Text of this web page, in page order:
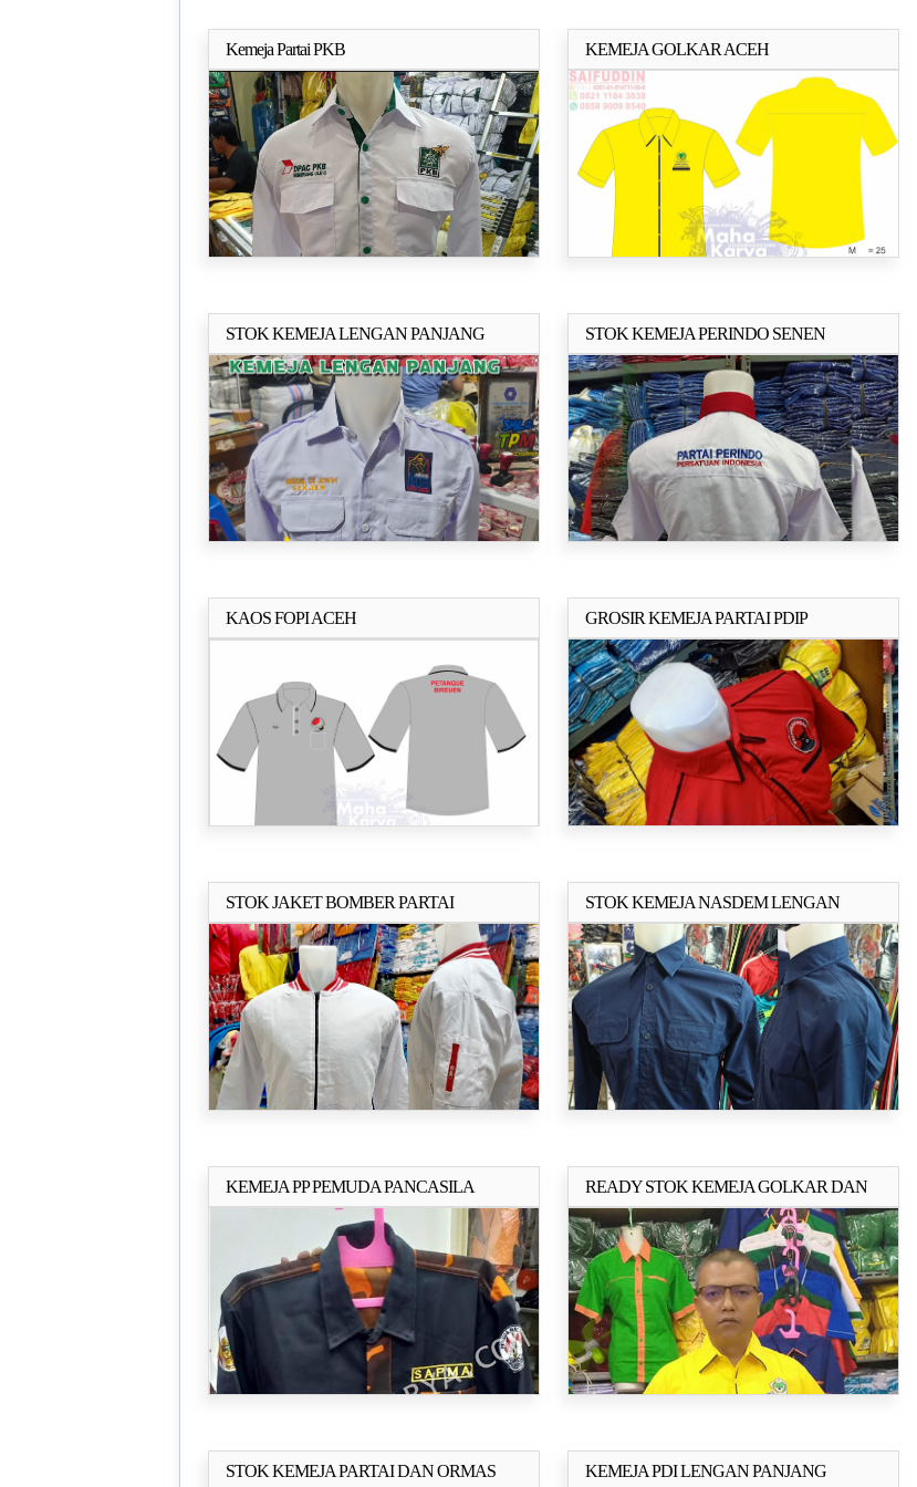
Kemeja Partai PKB KEMEJA GOLKAR ACEH
STOK KEMEJA LENGAN PANJANG
Selengkapnya.. STOK KEMEJA PERINDO SENENSelengkapnya..
KAOS FOPI ACEH GROSIR KEMEJA PARTAI PDIPSelengkapnya..
STOK JAKET BOMBER PARTAI
GERINDRA
Selengkapnya..
STOK KEMEJA NASDEM LENGAN
PANJANG
Selengkapnya..
KEMEJA PP PEMUDA PANCASILA
Selengkapnya..
READY STOK KEMEJA GOLKAR DAN
DEMOKRAT
Selengkapnya..
STOK KEMEJA PARTAI DAN ORMAS
Selengkapnya.. KEMEJA PDI LENGAN PANJANGSelengkapnya..